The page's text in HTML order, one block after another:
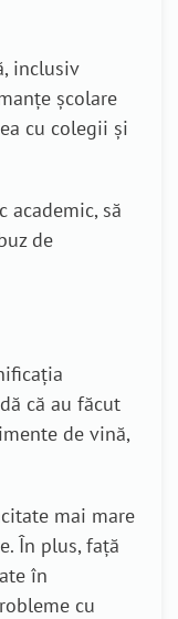
inclusiv
școlare
cu colegii și
academic, să
de
că au făcut
de vină,
mai mare
În plus, față
în
cu